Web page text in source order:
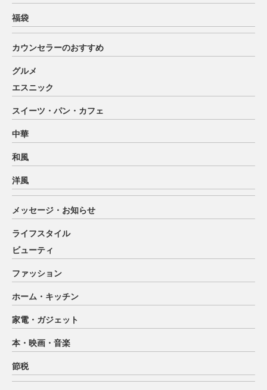
福袋
カウンセラーのおすすめ
グルメ
エスニック
スイーツ・パン・カフェ
中華
和風
洋風
メッセージ・お知らせ
ライフスタイル
ビューティ
ファッション
ホーム・キッチン
家電・ガジェット
本・映画・音楽
節税